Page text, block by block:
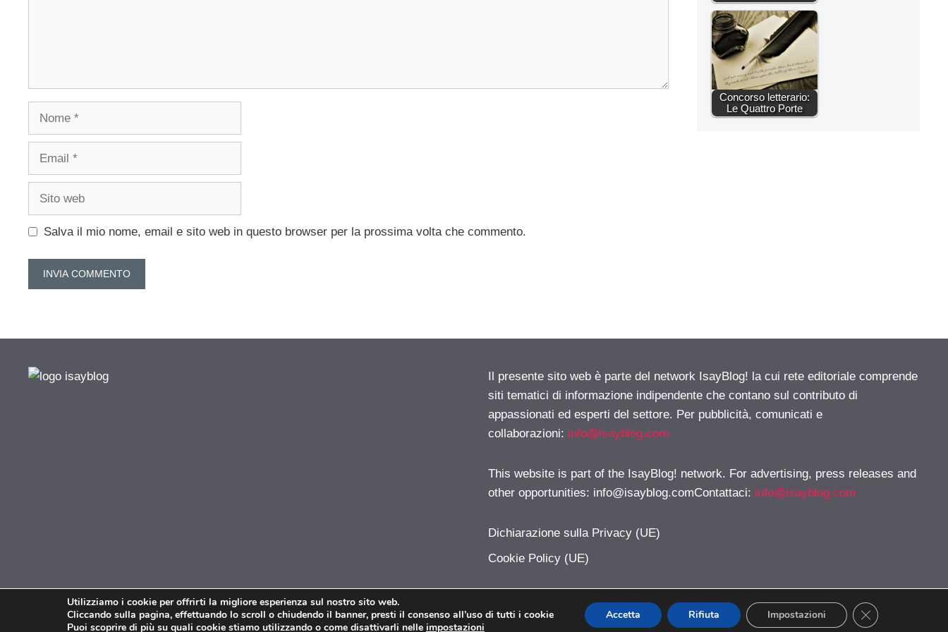
Salva il mio nome, email e sito web in questo browser per la prossima volta che commento.
Concorso letterario:
Le Quattro Porte
Il presente sito web è parte del network IsayBlog! la cui rete editoriale comprende
siti tematici di informazione indipendente che contano sul contributo di
appassionati ed esperti del settore. Per pubblicità, comunicati e
collaborazioni: info@isayblog.com
This website is part of the IsayBlog! network. For advertising, press releases and
other opportunities: info@isayblog.comContattaci: info@isayblog.com
Dichiarazione sulla Privacy (UE)
Cookie Policy (UE)
obiettivodigitale.com © 2026. All right reserverd.
Utilizziamo i cookie per offrirti la migliore esperienza sul nostro sito web.
Cliccando sulla pagina, effettuando lo scroll o chiudendo il banner, presti il consenso all’uso di tutti i cookie
Puoi scoprire di più su quali cookie stiamo utilizzando o come disattivarli nelle impostazioni
Accetta Rifiuta Impostazioni CLOSE GDPR